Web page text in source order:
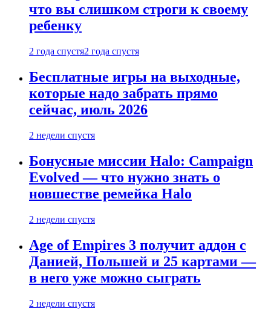
что вы слишком строги к своему
ребенку
2 года спустя2 года спустя
Бесплатные игры на выходные,
которые надо забрать прямо
сейчас, июль 2026
2 недели спустя
Бонусные миссии Halo: Campaign
Evolved — что нужно знать о
новшестве ремейка Halo
2 недели спустя
Age of Empires 3 получит аддон с
Данией, Польшей и 25 картами —
в него уже можно сыграть
2 недели спустя